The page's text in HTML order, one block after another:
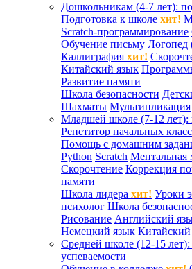
Дошкольникам (4-7 лет):
Подготовка к школе хит!
Scratch-программирование
Обучение письму Логопед
Каллиграфия хит!
Китайский язык
Развитие памяти
Школа безопасности
Шахматы Мультипликация
Младшей школе (7-12 лет):
Репетитор начальных
Помощь с домашним
Python Scratch Ментальная
Скорочтение Коррекция
памяти
Школа лидера хит! Уроки
психолог Школа
Рисование Английский
Немецкий язык Китайский
Средней школе (12-15
успеваемости